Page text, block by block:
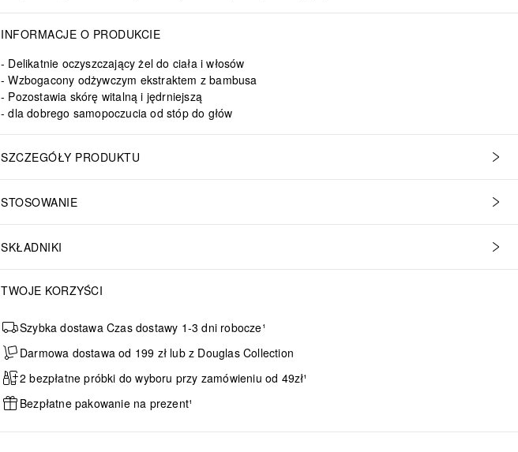
INFORMACJE O PRODUKCIE
Delikatnie oczyszczający żel do ciała i włosów
Wzbogacony odżywczym ekstraktem z bambusa
Pozostawia skórę witalną i jędrniejszą
dla dobrego samopoczucia od stóp do głów
SZCZEGÓŁY PRODUKTU
STOSOWANIE
SKŁADNIKI
TWOJE KORZYŚCI
Szybka dostawa Czas dostawy 1-3 dni robocze¹
Darmowa dostawa od 199 zł lub z Douglas Collection
2 bezpłatne próbki do wyboru przy zamówieniu od 49zł¹
Bezpłatne pakowanie na prezent¹